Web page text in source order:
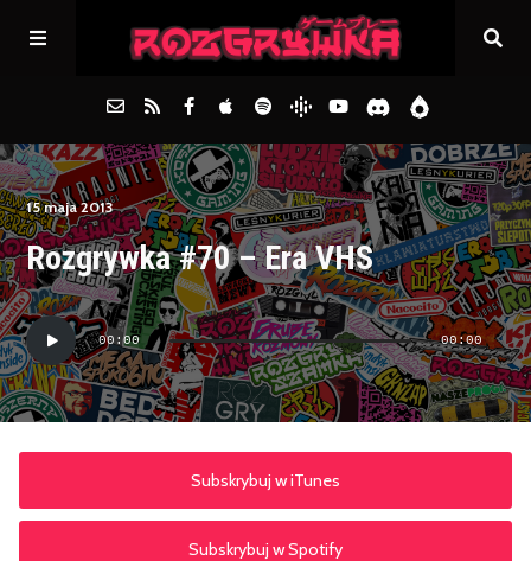
Główna
Archiwum
FAQs
Kontakt
15 maja 2013
Rozgrywka #70 – Era VHS
Odtwarzacz
plików
dźwiękowych
00:00 00:00
Subskrybuj w iTunes
Subskrybuj w Spotify